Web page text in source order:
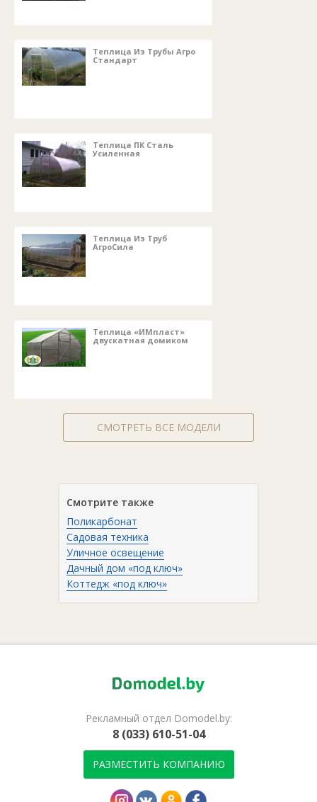
Теплица Из Трубы Агро
Стандарт
Теплица ПК Сталь
Усиленная
Теплица Из Труб
АгроСила
Теплица «ИМпласт»
двускатная домиком
СМОТРЕТЬ ВСЕ МОДЕЛИ
Смотрите также
Поликарбонат
Садовая техника
Уличное освещение
Дачный дом «под ключ»
Коттедж «под ключ»
Рекламный отдел Domodel.by:
8 (033) 610-51-04
РАЗМЕСТИТЬ КОМПАНИЮ